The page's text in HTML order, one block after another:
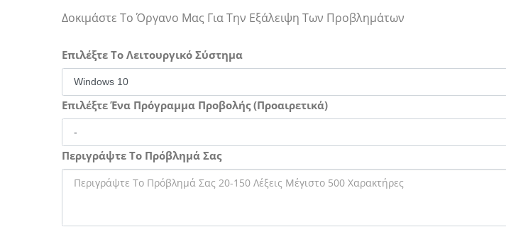
Δοκιμάστε Το Όργανο Μας Για Την Εξάλειψη Των Προβλημάτων
Επιλέξτε Το Λειτουργικό Σύστημα
Επιλέξτε Ένα Πρόγραμμα Προβολής (Προαιρετικά)
Περιγράψτε Το Πρόβλημά Σας